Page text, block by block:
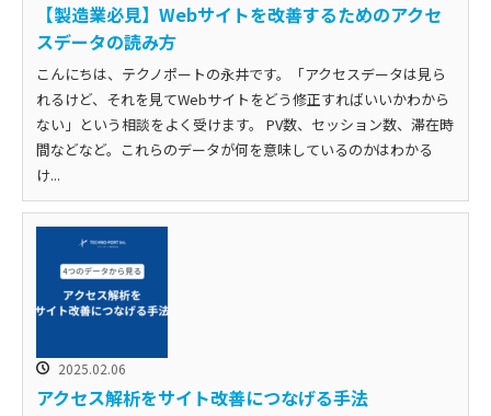
【製造業必見】Webサイトを改善するためのアクセ
スデータの読み方
こんにちは、テクノポートの永井です。「アクセスデータは見ら
れるけど、それを見てWebサイトをどう修正すればいいかわから
ない」という相談をよく受けます。 PV数、セッション数、滞在時
間などなど。これらのデータが何を意味しているのかはわかる
け...
2025.02.06
アクセス解析をサイト改善につなげる手法